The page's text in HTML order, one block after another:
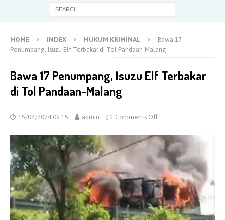
HOME INDEX HUKUM KRIMINAL
Bawa 17
Penumpang, Isuzu Elf Terbakar di Tol Pandaan-Malang
Bawa 17 Penumpang, Isuzu Elf Terbakar
di Tol Pandaan-Malang
15/04/2024 06:15 admin Comments Off